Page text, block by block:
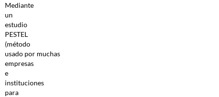
Mediante
un
estudio
PESTEL
(método
usado por muchas
empresas
e
instituciones
para